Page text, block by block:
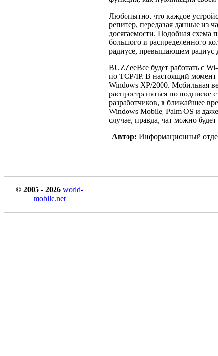
Любопытно, что каждое
репитер, передавая данные из
досягаемости. Подобная схема
большого и распределенного
радиусе, превышающем радиус
BUZZeeBee будет работать с
по TCP/IP. В настоящий
Windows XP/2000. Мобильная
распространяться по
разработчиков, в ближайшее
Windows Mobile, Palm OS и
случае, правда, чат можно
Автор: Информационный
© 2005 - 2026 world-
mobile.net